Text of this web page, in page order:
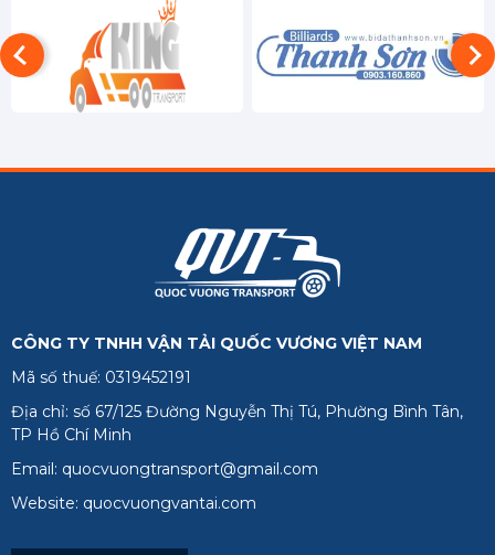
CÔNG TY TNHH VẬN TẢI QUỐC VƯƠNG VIỆT NAM
Mã số thuế: 0319452191
Địa chỉ: số 67/125 Đường Nguyễn Thị Tú, Phường Bình Tân,
TP Hồ Chí Minh
Email: quocvuongtransport@gmail.com
Website: quocvuongvantai.com